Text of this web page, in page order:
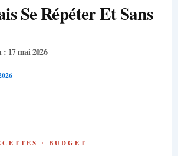
Se Répéter Et Sans
17 mai 2026
· BUDGET